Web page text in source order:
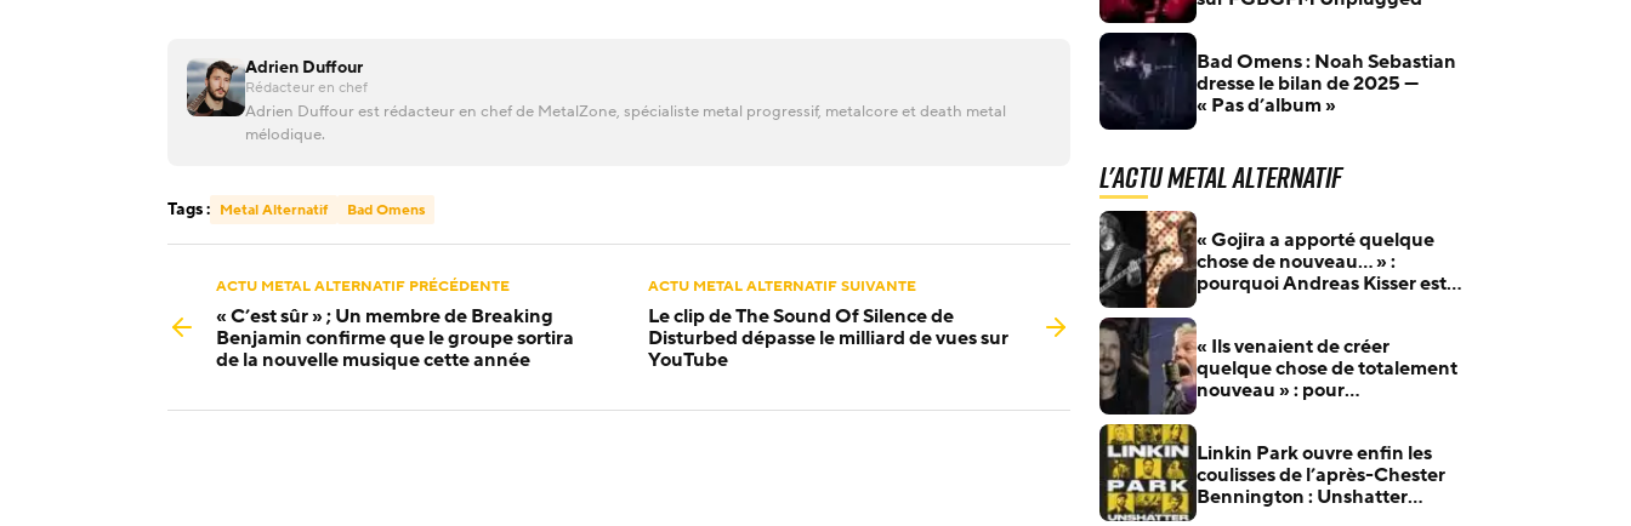
Adrien Duffour
Rédacteur en chef
Adrien Duffour est rédacteur en chef de MetalZone, spécialiste metal progressif, metalcore et death metal
mélodique.
Tags : Metal Alternatif Bad Omens
ACTU METAL ALTERNATIF PRÉCÉDENTE
« C’est sûr » ; Un membre de Breaking
Benjamin confirme que le groupe sortira
de la nouvelle musique cette année
ACTU METAL ALTERNATIF SUIVANTE
Le clip de The Sound Of Silence de
Disturbed dépasse le milliard de vues sur
YouTube
Bad Omens : Noah Sebastian
dresse le bilan de 2025 —
« Pas d’album »
L'actu Metal Alternatif
« Gojira a apporté quelque
chose de nouveau… » :
pourquoi Andreas Kisser est si
« Ils venaient de créer
quelque chose de totalement
nouveau » : pour
souvient du jour où il a
compris que Metallica allait
changer le heavy metal
Linkin Park ouvre enfin les
coulisses de l’après-Chester
Bennington : Unshatter